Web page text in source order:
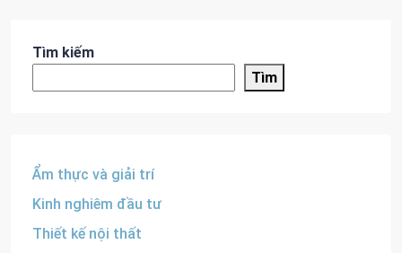
Tìm kiếm
Tìm
Ẩm thực và giải trí
Kinh nghiêm đầu tư
Thiết kế nội thất